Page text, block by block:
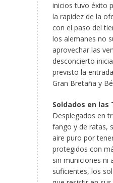
inicios tuvo éxito
la rapidez de la
con el paso del
los alemanes no
aprovechar las
desconcierto
previsto la
Gran Bretaña y
Soldados en las
Desplegados en
fango y de ratas,
aire puro por
protegidos con
sin municiones ni
suficientes, los